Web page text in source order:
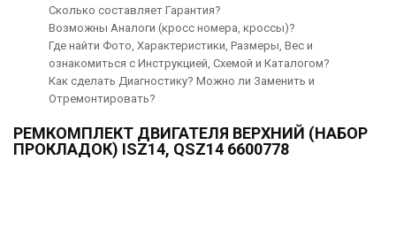
Сколько составляет Гарантия?
Возможны Аналоги (кросс номера, кроссы)?
Где найти Фото, Характеристики, Размеры, Вес и
ознакомиться с Инструкцией, Схемой и Каталогом?
Как сделать Диагностику? Можно ли Заменить и
Отремонтировать?
РЕМКОМПЛЕКТ ДВИГАТЕЛЯ ВЕРХНИЙ (НАБОР
ПРОКЛАДОК) ISZ14, QSZ14 6600778